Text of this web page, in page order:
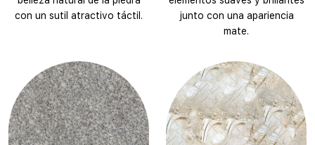
con un sutil atractivo táctil.
junto con una apariencia
mate.